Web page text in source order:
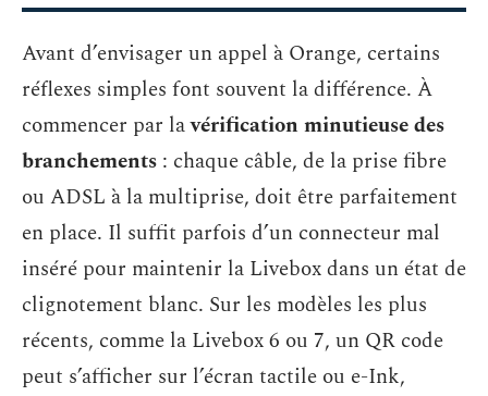
Avant d’envisager un appel à Orange, certains
réflexes simples font souvent la différence. À
commencer par lavérification minutieuse des
branchements : chaque câble, de la prise fibre
ou ADSL à la multiprise, doit être parfaitement
en place. Il suffit parfois d’un connecteur mal
inséré pour maintenir la Livebox dans un état de
clignotement blanc. Sur les modèles les plus
récents, comme la Livebox 6 ou 7, un QR code
peut s’afficher sur l’écran tactile ou e-Ink,